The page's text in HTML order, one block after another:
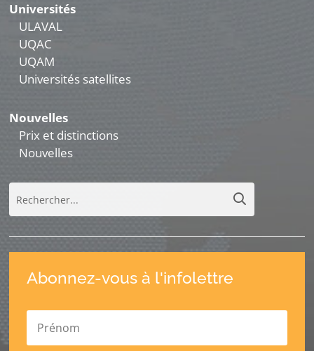
Universités
ULAVAL
UQAC
UQAM
Universités satellites
Nouvelles
Prix et distinctions
Nouvelles
Abonnez-vous à l'infolettre